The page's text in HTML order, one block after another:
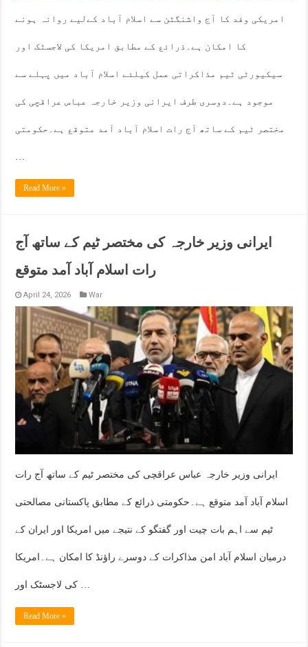
امریکی وفد کا آج واشنگٹن سے اسلام آباد کےلیے روانہ ہونے
کا امکان ہے۔ذرائع کے مطابق امریکا کی لاجسٹک اور
سیکیورٹی ٹیم مذاکراتی عمل کیلئے اسلام آباد میں پہلے سے
موجود ہے۔دوسری طرف ایرانی وزیر خارجہ عباس عراقچی کی
مختصر ٹیم کے ساتھ آج رات اسلام آباد آمد متوقع ہے۔حکومتی
…
Read More »
ایرانی وزیر خارجہ کی مختصر ٹیم کے ساتھ آج
رات اسلام آباد آمد متوقع
April 24, 2026 War
ایرانی وزیر خارجہ عباس عراقچی کی مختصر ٹیم کے ساتھ آج رات
اسلام آباد آمد متوقع ہے۔حکومتی ذرائع کے مطابق پاکستانی مصالحتی
ٹیم سے اہم بات چیت اور گفتگو کے نتیجے میں امریکا اور ایران کے
درمیان اسلام آباد امن مذاکرات کے دوسرے راؤنڈ کا امکان ہے۔امریکا
Read More »